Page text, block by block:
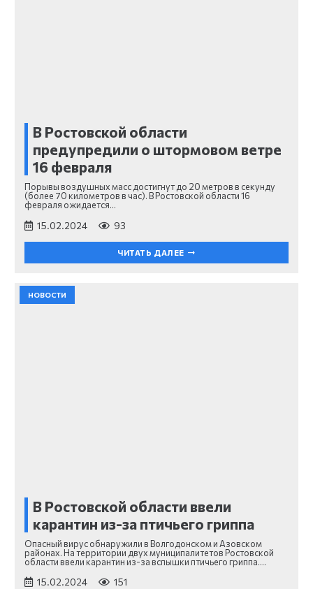
В Ростовской области
предупредили о штормовом ветре
16 февраля
Порывы воздушных масс достигнут до 20 метров в секунду
(более 70 километров в час). В Ростовской области 16
февраля ожидается…
15.02.2024 93
ЧИТАТЬ ДАЛЕЕ
НОВОСТИ
В Ростовской области ввели
карантин из-за птичьего гриппа
Опасный вирус обнаружили в Волгодонском и Азовском
районах. На территории двух муниципалитетов Ростовской
области ввели карантин из-за вспышки птичьего гриппа.…
15.02.2024 151